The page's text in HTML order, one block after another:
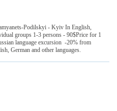
Podilskyi - Kyiv In English,
groups 1-3 persons - 90$Price for 1
language excursion -20% from
German and other languages.